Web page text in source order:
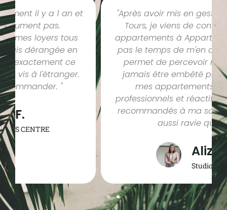
"Après avoir mis en gestion mon studio à
Tours, je viens de confier deux autres
appartements à Appart&Tours, car je n'ai
pas le temps de m'en occuper. Cela me
permet de percevoir mes loyers sans
jamais être embêté par la gestion de
mes appartements. Ils sont très
professionnels et réactifs. Je les ai même
recommandés à ma sœur, qui est toute
aussi ravie que moi."
Alizée C.